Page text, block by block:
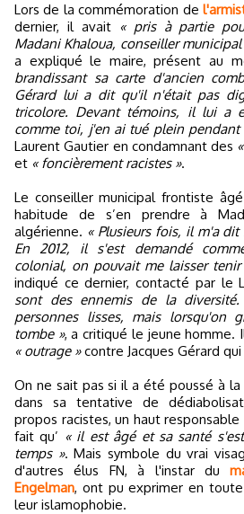
Lors de la commémoration de
dernier, il avait « pris à partie
Madani Khaloua, conseiller
a expliqué le maire, présent au
brandissant sa carte d'ancien
Gérard lui a dit qu'il n'était pas
tricolore. Devant témoins, il lui a
comme toi, j'en ai tué plein pendant
Laurent Gautier en condamnant des
et « foncièrement racistes ».
Le conseiller municipal frontiste
habitude de s’en prendre à
algérienne. « Plusieurs fois, il m'a
En 2012, il s'est demandé
colonial, on pouvait me laisser
indiqué ce dernier, contacté par le
sont des ennemis de la
personnes lisses, mais lorsqu'on
tombe », a critiqué le jeune homme.
« outrage »contre Jacques Gérard
On ne sait pas si il a été poussé à
dans sa tentative de
propos racistes, un haut
fait qu’ « il est âgé et sa santé
temps ». Mais symbole du vrai
d'autres élus FN, à l'instar du
Engelman, ont pu exprimer en
leur islamophobie.